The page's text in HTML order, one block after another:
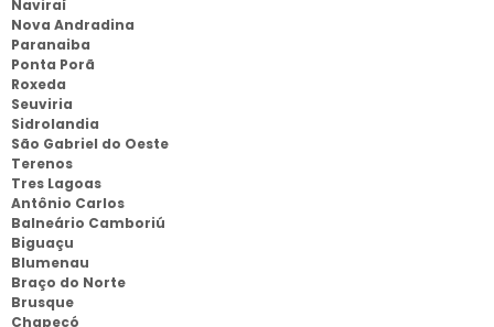
Naviraí
Nova Andradina
Paranaiba
Ponta Porã
Roxeda
Seuviria
Sidrolandia
São Gabriel do Oeste
Terenos
Tres Lagoas
Antônio Carlos
Balneário Camboriú
Biguaçu
Blumenau
Braço do Norte
Brusque
Chapecó